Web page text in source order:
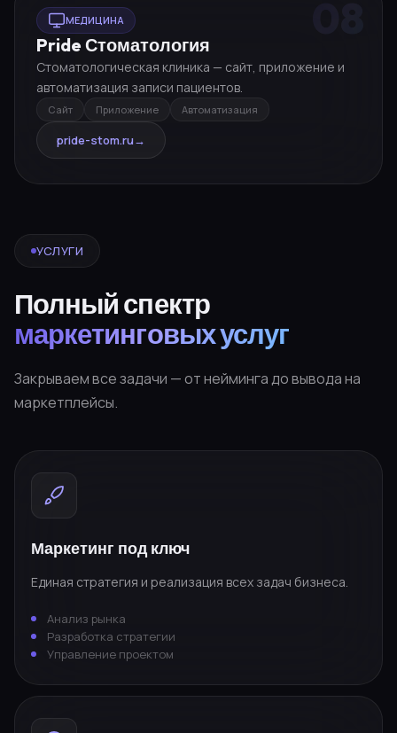
МЕДИЦИНА
Pride Стоматология
Стоматологическая клиника — сайт, приложение и
автоматизация записи пациентов.
Сайт Приложение Автоматизация
pride-stom.ru→
УСЛУГИ
Полный спектр
маркетинговых услуг
Закрываем все задачи — от нейминга до вывода на
маркетплейсы.
Маркетинг под ключ
Единая стратегия и реализация всех задач бизнеса.
Анализ рынка
Разработка стратегии
Управление проектом